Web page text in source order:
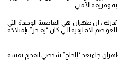
وفريقه الأمني.
، ان طهران هي العاصمة الوحيدة التي
الاقليمية التي كان “يفتخر” ،بإمتلاكه
جاء بعد “إلحاح” شخصي لتقديم نفسه